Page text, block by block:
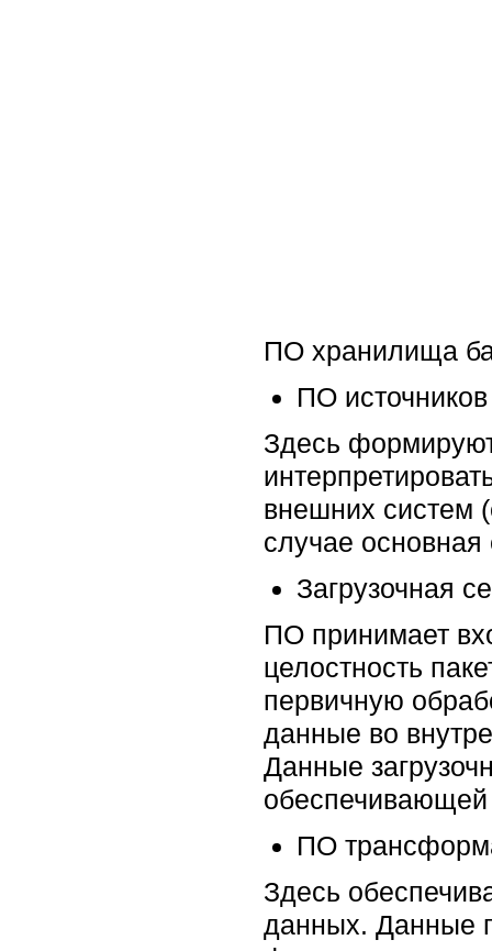
ПО хранилища
ПО
Здесь
внешних систем
случае
Загрузочная
ПО принимает
целостность
первичную
данные во
Данные
ПО
Здесь
данных. Данные